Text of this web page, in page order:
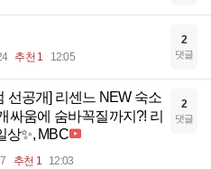
추천 1 12:05
2
댓글
선공개] 리센느 NEW 숙소
싸움에 숨바꼭질까지?! 리
상✨, MBC
추천 1 12:03
2
댓글